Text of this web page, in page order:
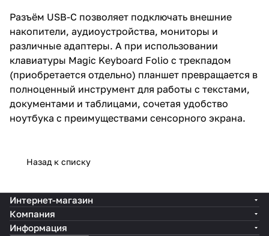
Разъём USB-C позволяет подключать внешние
накопители, аудиоустройства, мониторы и
различные адаптеры. А при использовании
клавиатуры Magic Keyboard Folio с трекпадом
(приобретается отдельно) планшет превращается в
полноценный инструмент для работы с текстами,
документами и таблицами, сочетая удобство
ноутбука с преимуществами сенсорного экрана.
Назад к списку
Интернет-магазин
Компания
Информация